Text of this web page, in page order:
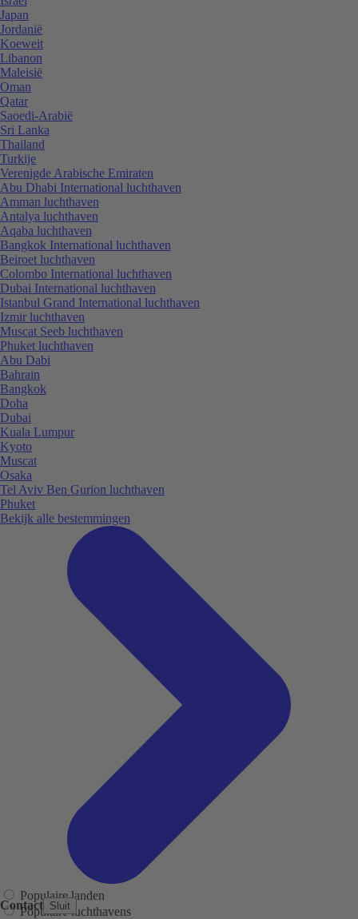
Contact Sluit
Japan
Jordanië
Koeweit
Libanon
Maleisië
Oman
Qatar
Saoedi-Arabië
Sri Lanka
Thailand
Turkije
Verenigde Arabische Emiraten
Abu Dhabi International luchthaven
Amman luchthaven
Antalya luchthaven
Aqaba luchthaven
Bangkok International luchthaven
Beiroet luchthaven
Colombo International luchthaven
Dubai International luchthaven
Istanbul Grand International luchthaven
Izmir luchthaven
Muscat Seeb luchthaven
Phuket luchthaven
Abu Dabi
Bahrain
Bangkok
Doha
Dubai
Kuala Lumpur
Kyoto
Muscat
Osaka
Tel Aviv Ben Gurion luchthaven
Phuket
Bekijk alle bestemmingen
Populaire landen
Populaire luchthavens